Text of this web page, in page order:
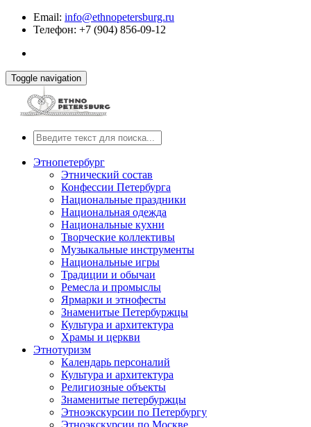
Email: info@ethnopetersburg.ru
Телефон: +7 (904) 856-09-12
Toggle navigation
Этнопетербург
Этнический состав
Конфессии Петербурга
Национальные праздники
Национальная одежда
Национальные кухни
Творческие коллективы
Музыкальные инструменты
Национальные игры
Традиции и обычаи
Ремесла и промыслы
Ярмарки и этнофесты
Знаменитые Петербуржцы
Культура и архитектура
Храмы и церкви
Этнотуризм
Календарь персоналий
Культура и архитектура
Религиозные объекты
Знаменитые петербуржцы
Этноэкскурсии по Петербургу
Этноэкскурсии по Москве